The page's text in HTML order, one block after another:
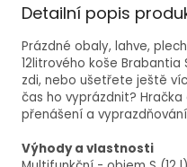
Detailní popis
Prázdné obaly, lahve,
12litrového koše
zdi, nebo ušetřete ještě
čas ho vyprázdnit?
přenášení a
Výhody a vlastnosti